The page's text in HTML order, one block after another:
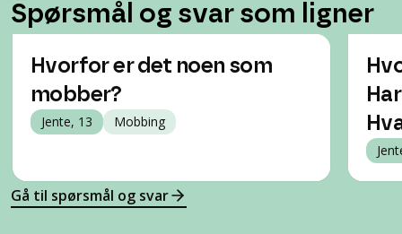
Spørsmål og svar som ligner
Hvorfor er det noen som
mobber?
Jente, 13 Mobbing
Gå til spørsmål og svar